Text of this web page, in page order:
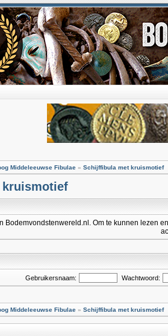
Middeleeuwse Fibulae » Schijffibula met kruismotief
Bodemvondstenwereld.nl. Om te kunnen lezen
Gebruikersnaam: Wachtwoord:
Middeleeuwse Fibulae » Schijffibula met kruismotief